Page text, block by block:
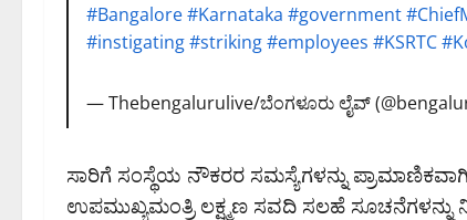
#Bangalore#Karnataka #government
#instigating#striking#employees #KSRTC
— Thebengalurulive/ಬೆಂಗಳೂರು ಲೈವ್
ಸಾರಿಗೆ ಸಂಸ್ಥೆಯ ನೌಕರರ ಸಮಸ್ಯೆಗಳನ್ನು
ಉಪಮುಖ್ಯಮಂತ್ರಿ ಲಕ್ಷ್ಮಣ ಸವದಿ ಸಲಹೆ ಸೂಚನೆಗಳನ್ನು